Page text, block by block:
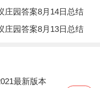
庄园答案8月14日总结
庄园答案8月13日总结
最新版本